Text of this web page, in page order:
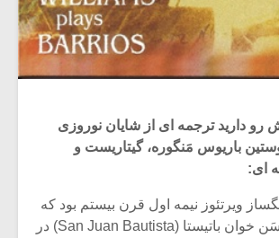
رو دارید ترجمه ای از شایان نوروزی
باریوس مَنگوره، گیتاریست و
ای:
ویرتئوز نیمه اول قرن بیستم بود که
در شهر کوچک سَن خوان باتیستا (San Juan Bautista) در